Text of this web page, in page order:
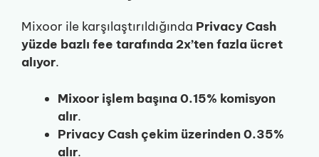
Mixoor ile karşılaştırıldığında Privacy Cash
yüzde bazlı fee tarafında 2x’ten fazla ücret
alıyor.
Mixoor işlem başına 0.15% komisyon
alır.
Privacy Cash çekim üzerinden 0.35%
alır.